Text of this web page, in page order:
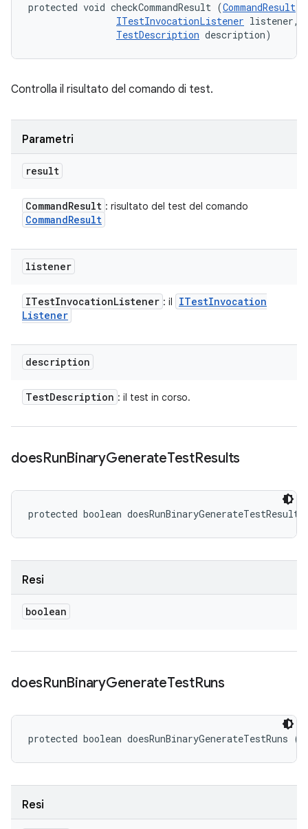
protected void checkCommandResult (CommandResult
ITestInvocationListener listener,
TestDescription description)
Controlla il risultato del comando di test.
Parametri
result
CommandResult : risultato del test del comando
CommandResult
listener
ITestInvocationListener : il ITestInvocation
Listener
description
TestDescription : il test in corso.
doesRunBinaryGenerateTestResults
protected boolean
Resi
boolean
doesRunBinaryGenerateTestRuns
protected boolean doesRunBinaryGenerateTestRuns ()
Resi